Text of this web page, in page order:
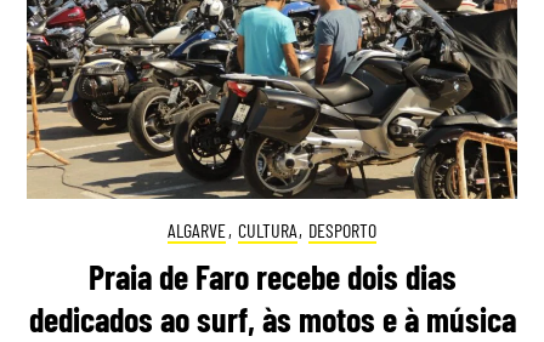
ALGARVE, CULTURA, DESPORTO
Praia de Faro recebe dois dias
dedicados ao surf, às motos e à música